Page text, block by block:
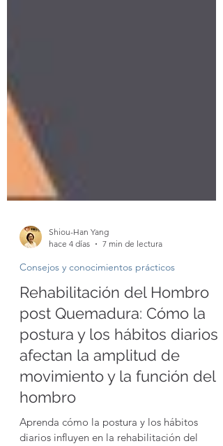
Shiou-Han Yang
hace 4 días
7 min de lectura
Consejos y conocimientos prácticos
Rehabilitación del Hombro
post Quemadura: Cómo la
postura y los hábitos diarios
afectan la amplitud de
movimiento y la función del
hombro